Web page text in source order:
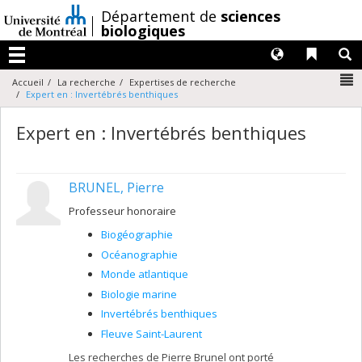
au
contenu
/Département de sciences
biologiques
Menu
Liens
Langues
Accueil La recherche
Expertises de recherche
Expert en : Invertébrés benthiques
Expert en : Invertébrés benthiques
BRUNEL, Pierre
Professeur honoraire
Biogéographie
Océanographie
Monde atlantique
Biologie marine
Invertébrés benthiques
Fleuve Saint-Laurent
Les recherches de Pierre Brunel ont porté